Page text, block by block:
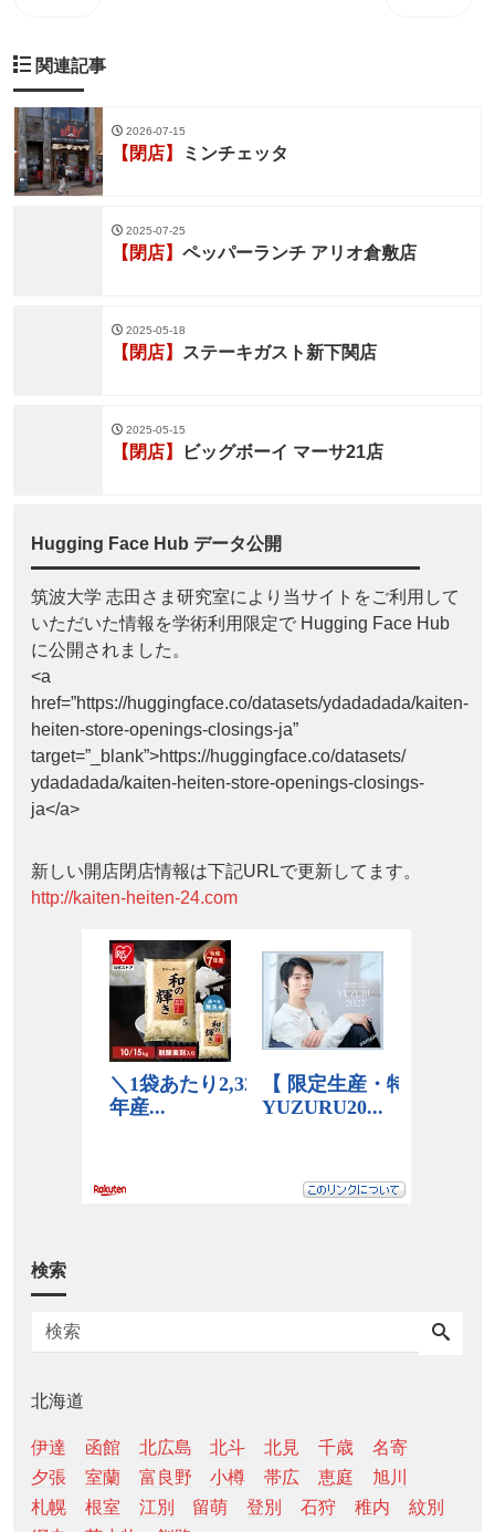
関連記事
2026-07-15
【閉店】 ミンチェッタ
2025-07-25
【閉店】 ペッパーランチ アリオ倉敷店
2025-05-18
【閉店】 ステーキガスト新下関店
2025-05-15
【閉店】 ビッグボーイ マーサ21店
Hugging Face Hub データ公開
筑波大学 志田さま研究室により当サイトをご利用して
いただいた情報を学術利用限定で Hugging Face Hub
に公開されました。
<a
href=”https://huggingface.co/datasets/ydadadada/kaiten-
heiten-store-openings-closings-ja”
target=”_blank”>https://huggingface.co/datasets/
ydadadada/kaiten-heiten-store-openings-closings-
ja</a>
新しい開店閉店情報は下記URLで更新してます。
http://kaiten-heiten-24.com
検索
北海道
伊達 函館 北広島 北斗 北見 千歳
名寄
夕張
室蘭 富良野 小樽 帯広 恵庭
旭川
札幌
根室 江別 留萌 登別 石狩 稚内
紋別